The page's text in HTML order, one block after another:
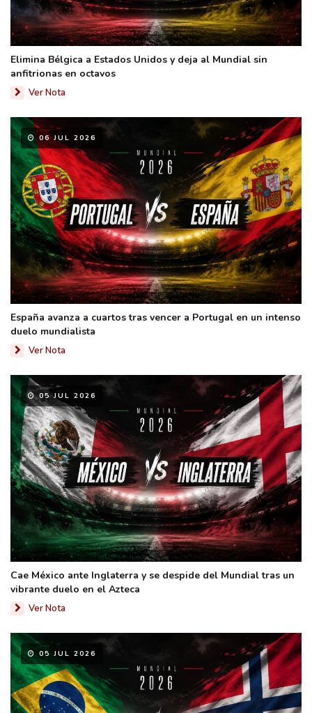
Elimina Bélgica a Estados Unidos y deja al Mundial sin
anfitrionas en octavos
Ver Nota
06 JUL 2026
España avanza a cuartos tras vencer a Portugal en un intenso
duelo mundialista
Ver Nota
05 JUL 2026
Cae México ante Inglaterra y se despide del Mundial tras un
vibrante duelo en el Azteca
Ver Nota
05 JUL 2026